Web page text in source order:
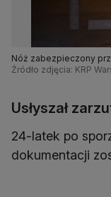
Nóż zabezpieczony
Źródło zdjęcia: KRP
Usłyszał
24-latek po
dokumentacji